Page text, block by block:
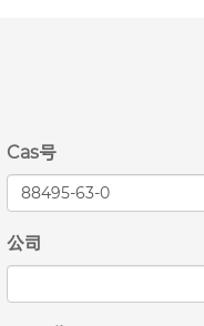
Cas号
公司